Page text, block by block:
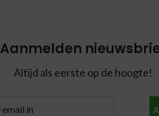
Aanmelden
Altijd als eerste op de hoogte!